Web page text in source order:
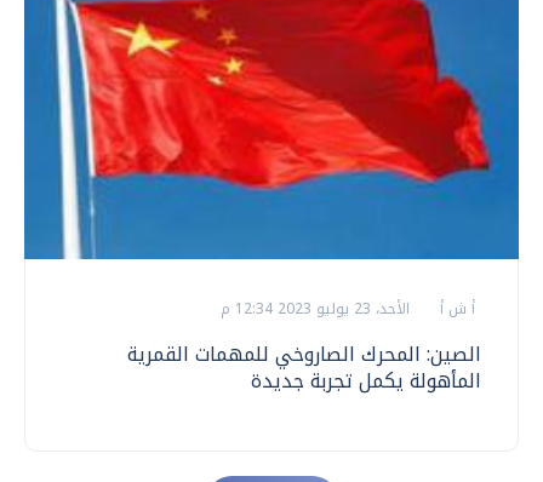
أ ش أ الأحد، 23 يوليو 2023 12:34 م
الصين: المحرك الصاروخي للمهمات القمرية
المأهولة يكمل تجربة جديدة